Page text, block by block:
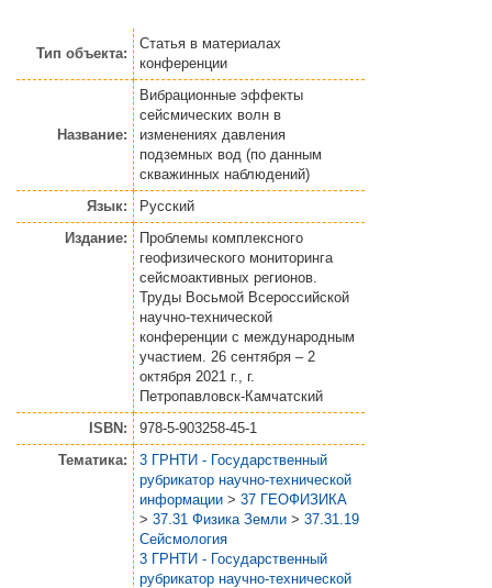
Тип объекта:
Статья в материалах
конференции
Название:
Вибрационные эффекты
сейсмических волн в
изменениях давления
подземных вод (по данным
скважинных наблюдений)
Язык:
Русский
Издание:
Проблемы комплексного
геофизического мониторинга
сейсмоактивных регионов.
Труды Восьмой Всероссийской
научно-технической
конференции с международным
участием. 26 сентября – 2
октября 2021 г., г.
Петропавловск-Камчатский
ISBN:
978-5-903258-45-1
Тематика:
3 ГРНТИ - Государственный
рубрикатор научно-технической
информации > 37 ГЕОФИЗИКА
> 37.31 Физика Земли > 37.31.19
Сейсмология
3 ГРНТИ - Государственный
рубрикатор научно-технической